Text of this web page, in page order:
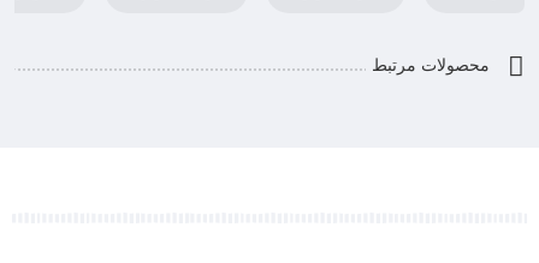
محصولات مرتبط